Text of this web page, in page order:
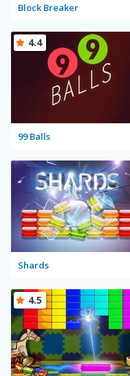
Block Breaker
99 Balls
4.4
Shards
4.5